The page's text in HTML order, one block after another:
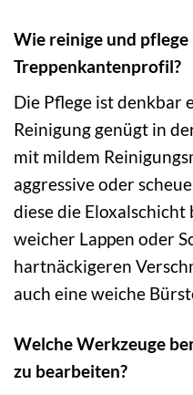
Wie reinige und pflege
Treppenkantenprofil?
Die Pflege ist denkbar
Reinigung genügt in
mit mildem
aggressive oder
diese die Eloxalschicht
weicher Lappen oder
hartnäckigeren
auch eine weiche
Welche Werkzeuge
zu bearbeiten?